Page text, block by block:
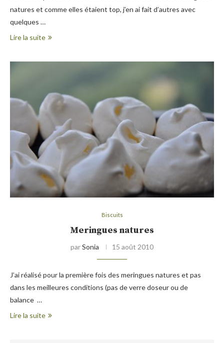
natures et comme elles étaient top, j’en ai fait d’autres avec
quelques …
Lire la suite
Biscuits
Meringues natures
parSonia 15 août 2010
J’ai réalisé pour la première fois des meringues natures et pas
dans les meilleures conditions (pas de verre doseur ou de
balance …
Lire la suite